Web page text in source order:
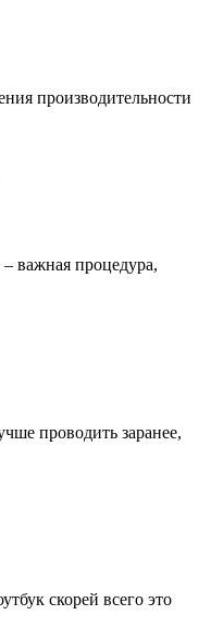
производительности
важная процедура,
проводить заранее,
скорей всего это